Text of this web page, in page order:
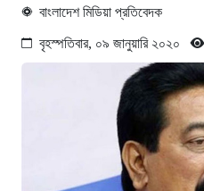
বাংলাদেশ মিডিয়া প্রতিবেদক
বৃহস্পতিবার, ০৯ জানুয়ারি ২০২০